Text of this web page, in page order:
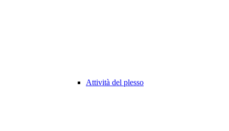
Attività del plesso